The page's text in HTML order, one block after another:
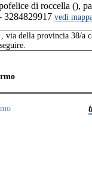
di roccella (),
3284829917 vedi
, via della provincia 38/a